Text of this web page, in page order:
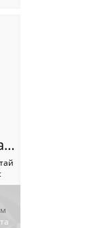
ASS 13-23P Каменная мозаика Tonomosaic